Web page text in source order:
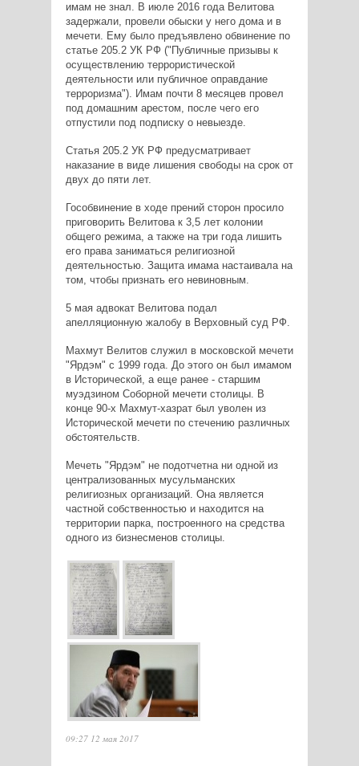
имам не знал. В июле 2016 года Велитова
задержали, провели обыски у него дома и в
мечети. Ему было предъявлено обвинение по
статье 205.2 УК РФ ("Публичные призывы к
осуществлению террористической
деятельности или публичное оправдание
терроризма"). Имам почти 8 месяцев провел
под домашним арестом, после чего его
отпустили под подписку о невыезде.
Статья 205.2 УК РФ предусматривает
наказание в виде лишения свободы на срок от
двух до пяти лет.
Гособвинение в ходе прений сторон просило
приговорить Велитова к 3,5 лет колонии
общего режима, а также на три года лишить
его права заниматься религиозной
деятельностью. Защита имама настаивала на
том, чтобы признать его невиновным.
5 мая адвокат Велитова подал
апелляционную жалобу в Верховный суд РФ.
Махмут Велитов служил в московской мечети
"Ярдэм" с 1999 года. До этого он был имамом
в Исторической, а еще ранее - старшим
муэдзином Соборной мечети столицы. В
конце 90-х Махмут-хазрат был уволен из
Исторической мечети по стечению различных
обстоятельств.
Мечеть "Ярдэм" не подотчетна ни одной из
централизованных мусульманских
религиозных организаций. Она является
частной собственностью и находится на
территории парка, построенного на средства
одного из бизнесменов столицы.
09:27 12 мая 2017